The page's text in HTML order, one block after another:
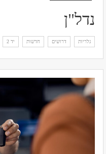
נדל"ן
גלריות דרושים חדשות יד 2